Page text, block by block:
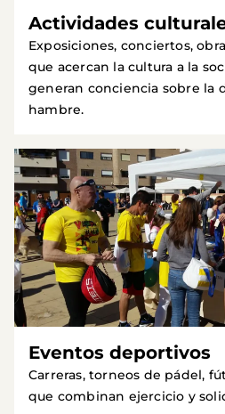
Actividades
Exposiciones, conciertos,
que acercan la cultura a la
generan conciencia sobre la
hambre.
Eventos deportivos
Carreras, torneos de pádel,
que combinan ejercicio y